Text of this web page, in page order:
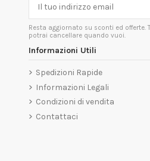
Resta aggiornato su sconti ed offerte.
potrai cancellare quando vuoi.
Informazioni Utili
Spedizioni Rapide
Informazioni Legali
Condizioni di vendita
Contattaci